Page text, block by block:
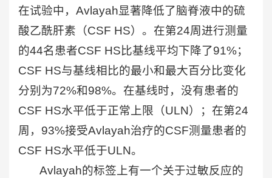
在试验中，Avlayah显著降低了脑脊液中的硫
酸乙酰肝素（CSF HS）。在第24周进行测量
的44名患者CSF HS比基线平均下降了91%；
CSF HS与基线相比的最小和最大百分比变化
分别为72%和98%。在基线时，没有患者的
CSF HS水平低于正常上限（ULN）；在第24
周，93%接受Avlayah治疗的CSF测量患者的
CSF HS水平低于ULN。
Avlayah的标签上有一个关于过敏反应的